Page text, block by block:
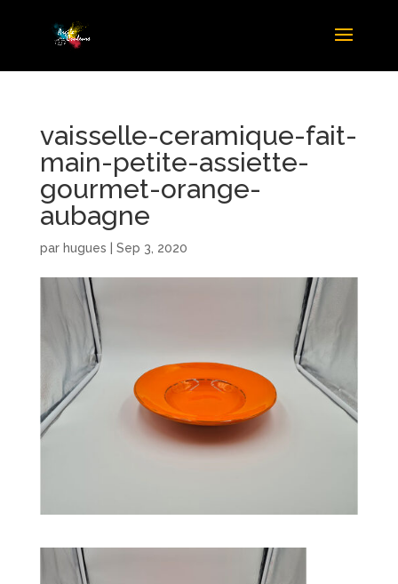
vaisselle-ceramique-fait-
main-petite-assiette-
gourmet-orange-
aubagne
par hugues Sep 3, 2020